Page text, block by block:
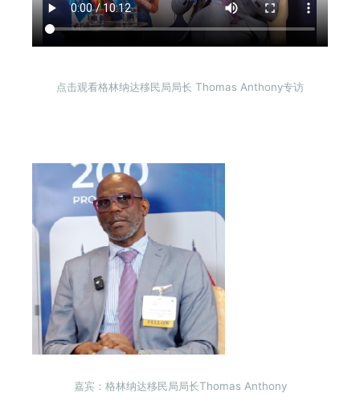
点击观看格林纳达移民局局长 Thomas Anthony专访
嘉宾：格林纳达移民局局长Thomas Anthony